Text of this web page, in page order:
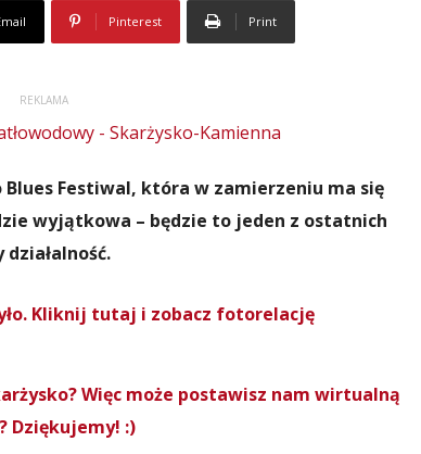
Pinterest Print
REKLAMA
Festiwal, która w zamierzeniu ma się
wyjątkowa – będzie to jeden z ostatnich
Kliknij tutaj i zobacz fotorelację
Więc może postawisz nam wirtualną
Dziękujemy! :)